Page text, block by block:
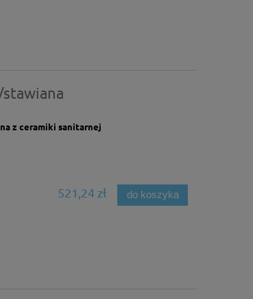
z ceramiki sanitarnej
521,24 zł do koszyka